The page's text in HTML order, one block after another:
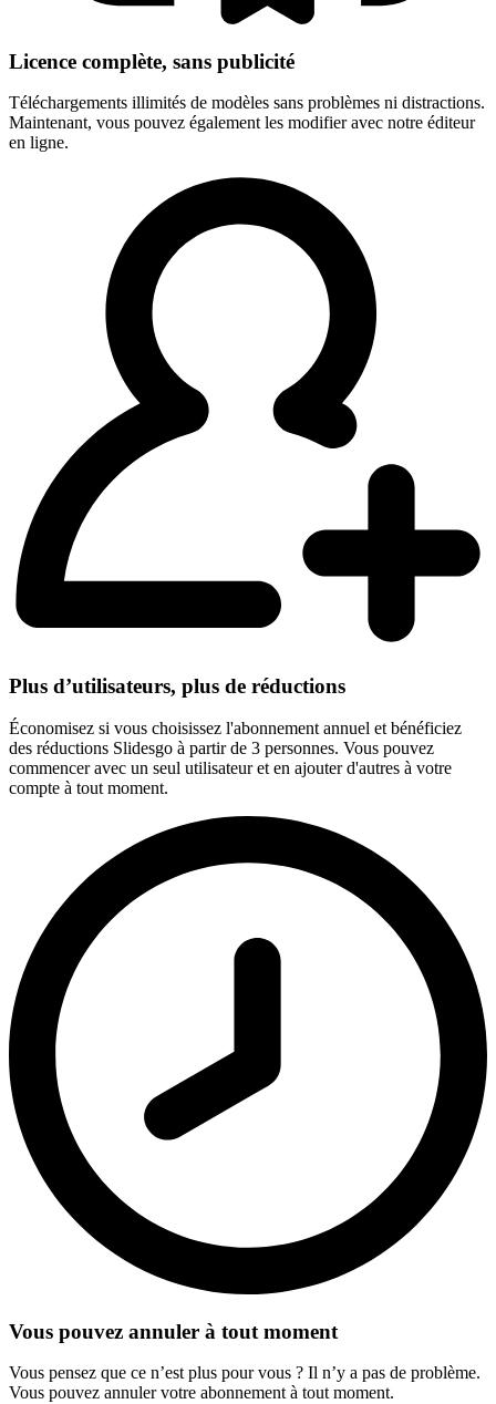
Licence complète, sans publicité
Téléchargements illimités de modèles sans problèmes ni distractions.
Maintenant, vous pouvez également les modifier avec notre éditeur
en ligne.
Plus d’utilisateurs, plus de réductions
Économisez si vous choisissez l'abonnement annuel et bénéficiez
des réductions Slidesgo à partir de 3 personnes. Vous pouvez
commencer avec un seul utilisateur et en ajouter d'autres à votre
compte à tout moment.
Vous pouvez annuler à tout moment
Vous pensez que ce n’est plus pour vous ? Il n’y a pas de problème.
Vous pouvez annuler votre abonnement à tout moment.